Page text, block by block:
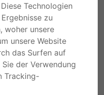
Technologien
zu
woher unsere
unsere Website
das Surfen auf
der Verwendung
Tracking-